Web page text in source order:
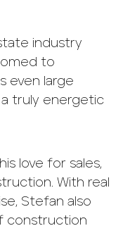
industry
to
even large
truly energetic
love for sales,
With real
Stefan also
construction